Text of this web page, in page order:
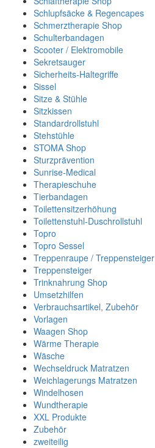
Schlupfsäcke & Regencapes
Schmerztherapie Shop
Schulterbandagen
Scooter / Elektromobile
Sekretsauger
Sicherheits-Haltegriffe
Sissel
Sitze & Stühle
Sitzkissen
Standardrollstuhl
Stehstühle
STOMA Shop
Sturzprävention
Sunrise-Medical
Therapieschuhe
Tierbandagen
Toilettensitzerhöhung
Toilettenstuhl-Duschrollstuhl
Topro
Topro Sessel
Treppenraupe / Treppensteiger
Treppensteiger
Trinknahrung Shop
Umsetzhilfen
Verbrauchsartikel, Zubehör
Vorlagen
Waagen Shop
Wärme Therapie
Wäsche
Wechseldruck Matratzen
Weichlagerungs Matratzen
Windelhosen
Wundtherapie
XXL Produkte
Zubehör
zweiteilig